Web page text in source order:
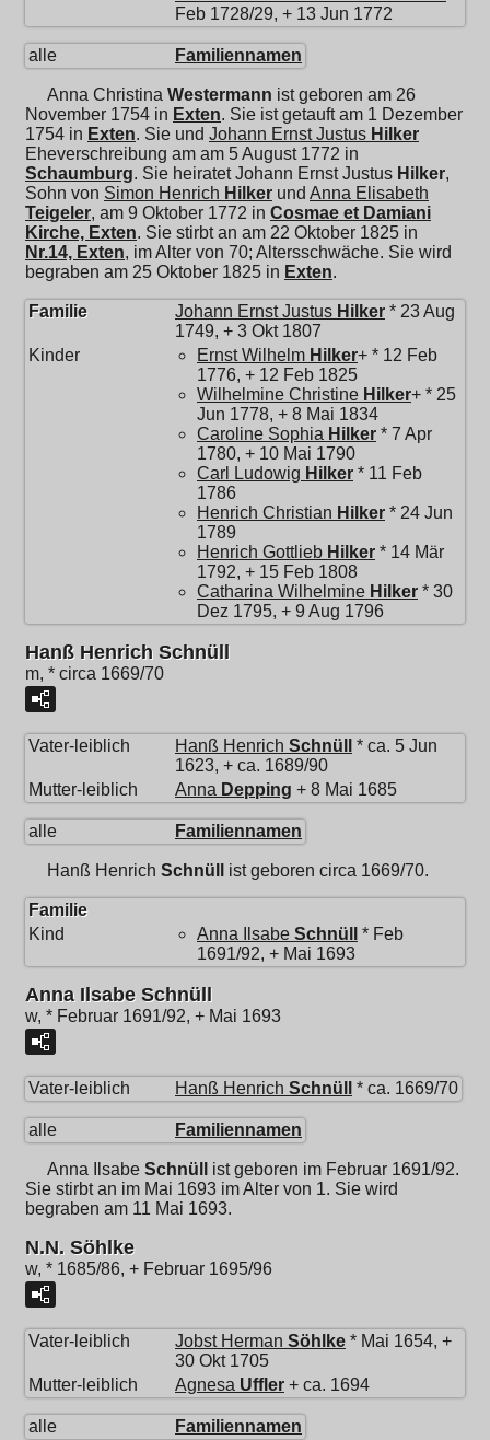
Feb 1728/29, + 13 Jun 1772
alle Familiennamen
Anna Christina Westermann ist geboren am 26
November 1754 in Exten. Sie ist getauft am 1 Dezember
1754 in Exten. Sie und Johann Ernst Justus Hilker
Eheverschreibung am am 5 August 1772 in
Schaumburg. Sie heiratetJohann Ernst Justus Hilker,
Sohn von Simon Henrich Hilker und Anna Elisabeth
Teigeler, am 9 Oktober 1772 in Cosmae et Damiani
Kirche, Exten. Sie stirbt an am 22 Oktober 1825 in
Nr.14, Exten, im Alter von 70; Altersschwäche. Sie wird
begraben am 25 Oktober 1825 in Exten.
Familie Johann Ernst Justus Hilker * 23 Aug
1749, + 3 Okt 1807
Kinder
Ernst Wilhelm Hilker+ * 12 Feb
1776, + 12 Feb 1825
Wilhelmine Christine Hilker+ * 25
Jun 1778, + 8 Mai 1834
Caroline Sophia Hilker * 7 Apr
1780, + 10 Mai 1790
Carl Ludowig Hilker * 11 Feb
1786
Henrich Christian Hilker * 24 Jun
1789
Henrich Gottlieb Hilker * 14 Mär
1792, + 15 Feb 1808
Catharina Wilhelmine Hilker * 30
Dez 1795, + 9 Aug 1796
Hanß Henrich Schnüll
m, * circa 1669/70
Vater-leiblich Hanß Henrich Schnüll
* ca. 5 Jun
1623, + ca. 1689/90
Mutter-leiblich
Anna Depping + 8 Mai 1685
alle Familiennamen
Hanß Henrich Schnüll ist geboren circa 1669/70.
Familie
Kind
Anna Ilsabe Schnüll
* Feb
1691/92, + Mai 1693
Anna Ilsabe Schnüll
w, * Februar 1691/92, + Mai 1693
Vater-leiblich Hanß Henrich Schnüll * ca. 1669/70
alle Familiennamen
Anna Ilsabe Schnüll
ist geboren im Februar 1691/92.
Sie stirbt an im Mai 1693 im Alter von 1. Sie wird
begraben am 11 Mai 1693.
N.N. Söhlke
w, * 1685/86, + Februar 1695/96
Vater-leiblich Jobst Herman Söhlke * Mai 1654, +
30 Okt 1705
Mutter-leiblich
Agnesa Uffler + ca. 1694
alle Familiennamen